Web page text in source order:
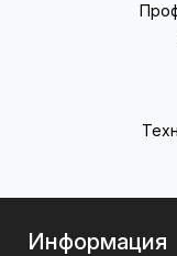
Информация